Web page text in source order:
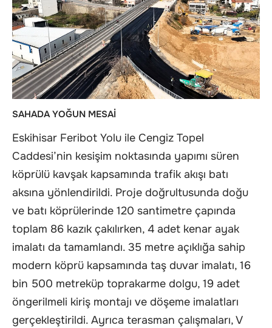
SAHADA YOĞUN MESAİ
Eskihisar Feribot Yolu ile Cengiz Topel
Caddesi’nin kesişim noktasında yapımı süren
köprülü kavşak kapsamında trafik akışı batı
aksına yönlendirildi. Proje doğrultusunda doğu
ve batı köprülerinde 120 santimetre çapında
toplam 86 kazık çakılırken, 4 adet kenar ayak
imalatı da tamamlandı. 35 metre açıklığa sahip
modern köprü kapsamında taş duvar imalatı, 16
bin 500 metreküp toprakarme dolgu, 19 adet
öngerilmeli kiriş montajı ve döşeme imalatları
gerçekleştirildi. Ayrıca terasman çalışmaları, V